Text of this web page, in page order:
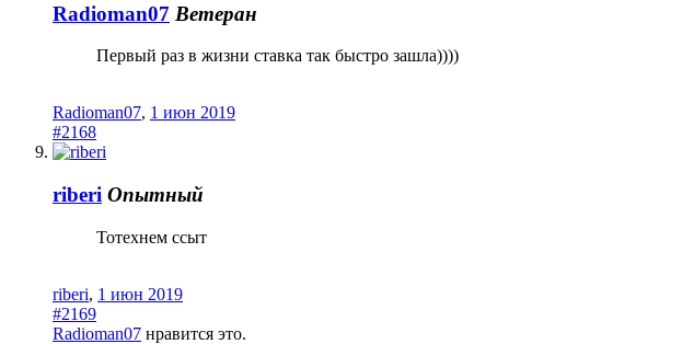
Radioman07 Ветеран
Первый раз в жизни ставка так быстро зашла))))
Radioman07, 1 июн 2019
#2168
riberi Опытный
Тотехнем ссыт
riberi, 1 июн 2019
#2169
Radioman07 нравится это.